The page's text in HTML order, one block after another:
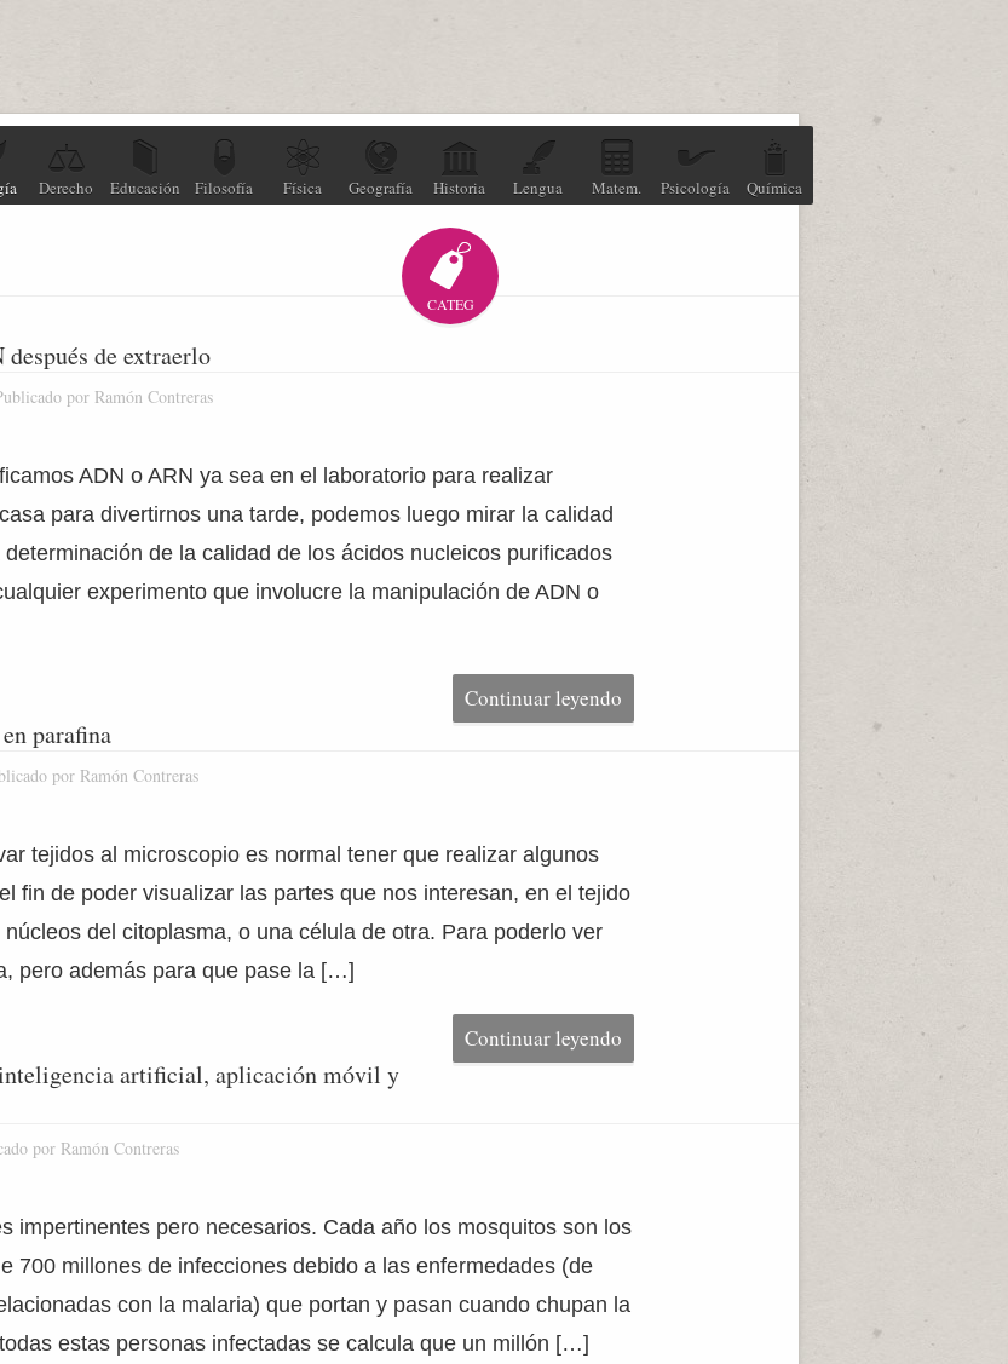
Derecho Educación Filosofía Física Geografía Historia Lengua Matem. Psicología Química
CATEG
de extraerlo
por Ramón Contreras
ADN o ARN ya sea en el laboratorio para realizar
para divertirnos una tarde, podemos luego mirar la calidad
de la calidad de los ácidos nucleicos purificados
experimento que involucre la manipulación de ADN o
Continuar leyendo
parafina
por Ramón Contreras
tejidos al microscopio es normal tener que realizar algunos
fin de poder visualizar las partes que nos interesan, en el tejido
del citoplasma, o una célula de otra. Para poderlo ver
pero además para que pase la […]
Continuar leyendo
artificial, aplicación móvil y
por Ramón Contreras
impertinentes pero necesarios. Cada año los mosquitos son los
700 millones de infecciones debido a las enfermedades (de
con la malaria) que portan y pasan cuando chupan la
estas personas infectadas se calcula que un millón […]